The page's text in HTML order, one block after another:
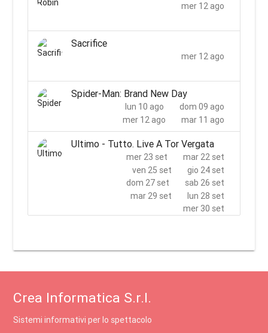
mer 12 ago
Sacrifice
mer 12 ago
Spider-Man: Brand New Day
dom 09 ago
lun 10 ago
mar 11 ago
mer 12 ago
Ultimo - Tutto. Live A Tor Vergata
mar 22 set
mer 23 set
gio 24 set
ven 25 set
sab 26 set
dom 27 set
lun 28 set
mar 29 set
mer 30 set
Crea Informatica S.r.l.
Sistemi informativi per lo spettacolo